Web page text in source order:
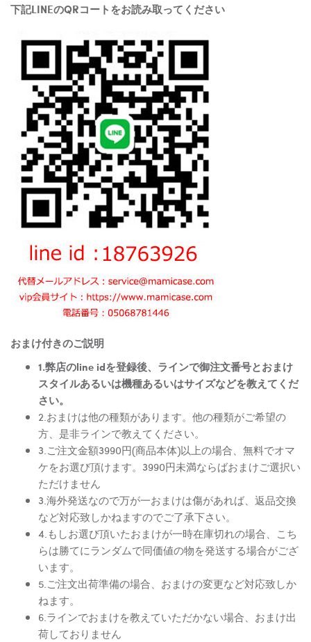
下記LINEのQRコートをお読み取ってください
おまけ付きのご説明
1.弊店のline idを登録後、ラインで御注文番号とおまけ
スタイルあるいは機種あるいはサイズなどを教えてくだ
さい。
2.おまけは他の種類があります。他の種類がご希望の
方、是非ラインで教えてください。
3.ご注文金額3990円(商品本体)以上の場合、無料でオマ
ケをお選び頂けます。3990円未満ならばおまけご選択い
ただけません
3.海外発送なので万が一おまけは傷があれば、返品交換
など対応致しかねますのでご了承下さい。
4.もしお選び頂いたおまけが一時在庫切れの場合、こち
らは勝てにランダムで同価値の物を発送する場合がござ
います。
5.ご注文出荷準備の場合、おまけの変更など対応致しか
ねます。
6.ラインでおまけを教えていただかない場合、おまけ出
荷しておりません